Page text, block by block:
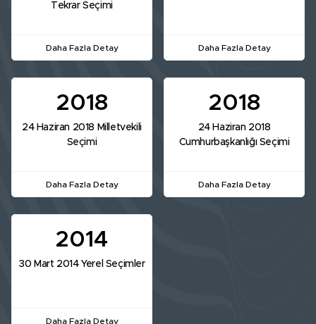
Tekrar Seçimi
Daha Fazla Detay Daha Fazla Detay
2018
24 Haziran 2018 Milletvekili
Seçimi
Daha Fazla Detay
2018
24 Haziran 2018
Cumhurbaşkanlığı Seçimi
Daha Fazla Detay
2014
30 Mart 2014 Yerel Seçimler
Daha Fazla Detay